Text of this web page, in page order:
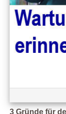
3 Gründe für